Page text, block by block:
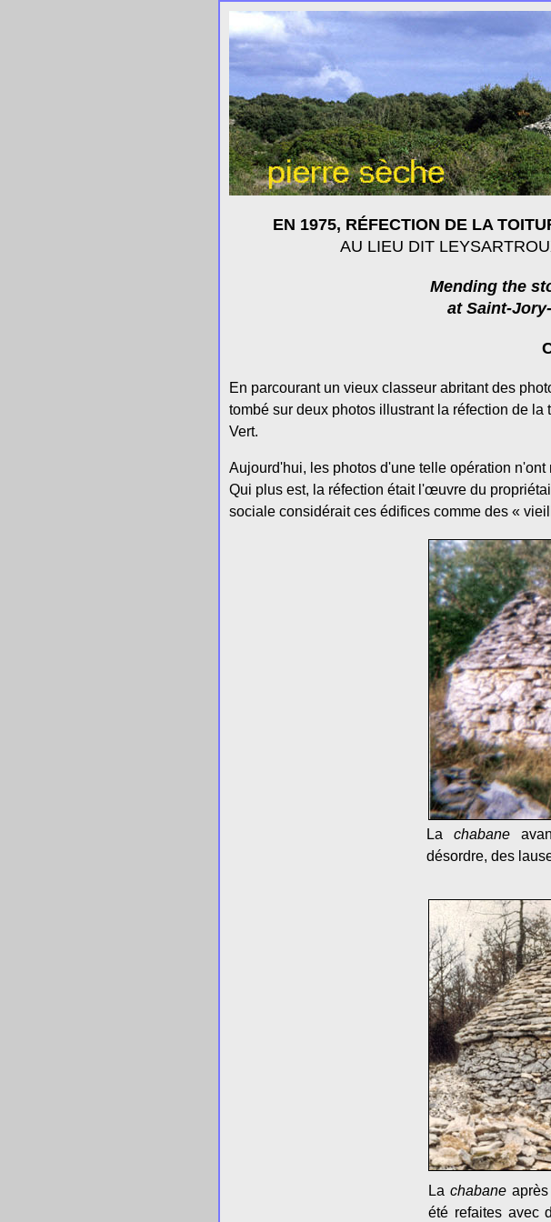
EN 1975, RÉFECTION DE LA
AU LIEU DIT
Mending the
at Saint-
En parcourant un vieux classeur abritant des
tombé sur deux photos illustrant la réfection de la
Vert.
Aujourd'hui, les photos d'une telle opération
Qui plus est, la réfection était l'œuvre du
sociale considérait ces édifices comme des «
Lachabane
désordre, des
La chabane
été refaites avec